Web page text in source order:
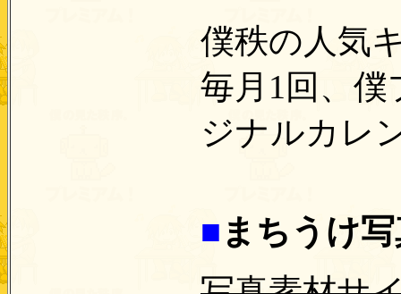
僕秩の人気
毎月1回、
ジナルカレ
■ まちうけ